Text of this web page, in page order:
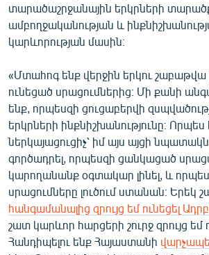
տարածաշրջանային երկրների
ամբողջականության և
կարևորության մասին։
«Մտահոգ ենք վերջին երկու
ունեցած սրացումներից։ Մի քանի
ենք, որպեսզի ցուցաբերվի
երկրների ինքնիշխանությունը։
ներկայացուցիչ՝ իմ այս այցի
գործադրել, որպեսզի ցանկացած
կարողանանք օգտակար լինել, և
սրացումները լուծում ստանան։ Երեկ
հանգամանալից զրույց եմ ունեցել
շատ կարևոր հարցերի շուրջ զրույց եմ
Հանդիպելու ենք Հայաստանի